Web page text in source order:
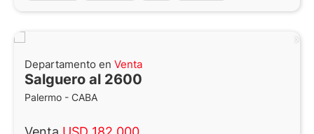
Departamento en Venta
Salguero al 2600
Palermo - CABA